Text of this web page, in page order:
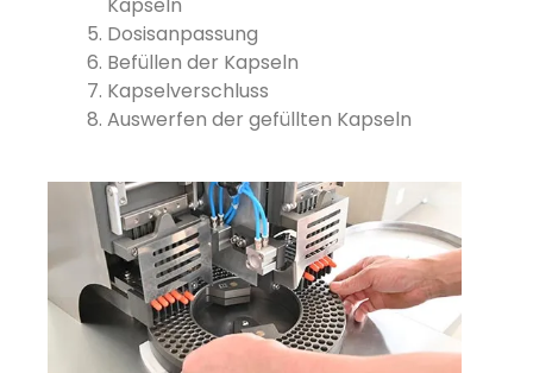
Dosisanpassung
Befüllen der Kapseln
Kapselverschluss
Auswerfen der gefüllten Kapseln